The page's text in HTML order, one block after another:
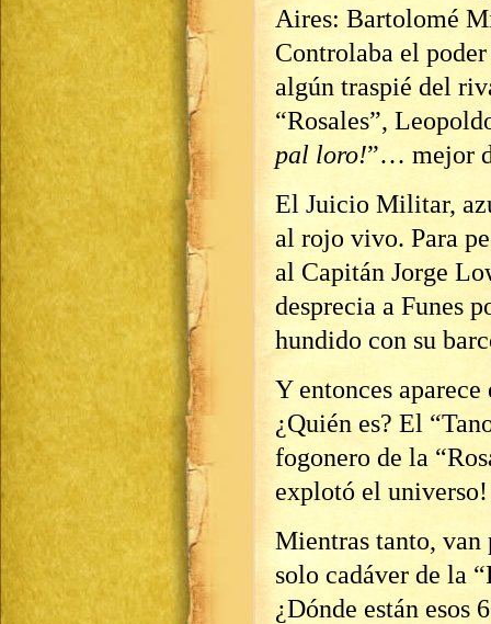
Aires: Bartolomé
Controlaba el
algún traspié del
“Rosales”,
pal loro!”… mejor
El Juicio Militar,
al rojo vivo. Para
al Capitán Jorge
desprecia a Funes
hundido con su
Y entonces
¿Quién es? El
fogonero de la
explotó el universo!
Mientras tanto, van
solo cadáver de la
¿Dónde están esos